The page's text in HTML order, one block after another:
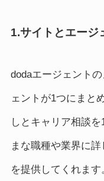
1.サイトとエージ
dodaエージェント
ェントが1つにまと
しとキャリア相談
まな職種や業界に
を提供してくれます